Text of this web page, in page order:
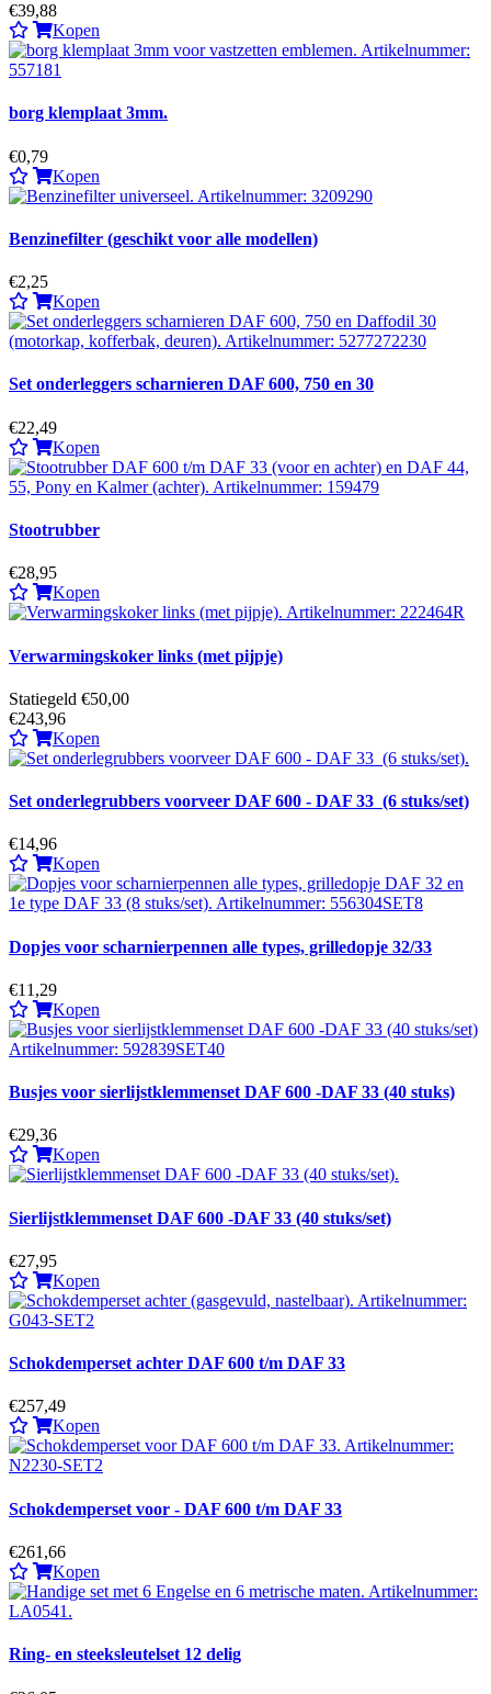
€39,88
Kopen
borg klemplaat 3mm.
€0,79
Kopen
Benzinefilter (geschikt voor alle modellen)
€2,25
Kopen
Set onderleggers scharnieren DAF 600, 750 en 30
€22,49
Kopen
Stootrubber
€28,95
Kopen
Verwarmingskoker links (met pijpje)
Statiegeld €50,00
€243,96
Kopen
Set onderlegrubbers voorveer DAF 600 - DAF 33 (6 stuks/set)
€14,96
Kopen
Dopjes voor scharnierpennen alle types, grilledopje 32/33
€11,29
Kopen
Busjes voor sierlijstklemmenset DAF 600 -DAF 33 (40 stuks)
€29,36
Kopen
Sierlijstklemmenset DAF 600 -DAF 33 (40 stuks/set)
€27,95
Kopen
Schokdemperset achter DAF 600 t/m DAF 33
€257,49
Kopen
Schokdemperset voor - DAF 600 t/m DAF 33
€261,66
Kopen
Ring- en steeksleutelset 12 delig